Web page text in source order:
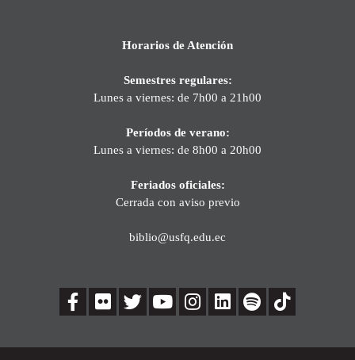
Horarios de Atención
Semestres regulares:
Lunes a viernes: de 7h00 a 21h00
Períodos de verano:
Lunes a viernes: de 8h00 a 20h00
Feriados oficiales:
Cerrada con aviso previo
biblio@usfq.edu.ec